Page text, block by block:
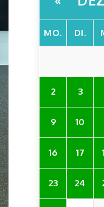
MO. DI.
2 3
9 10
16 17
23 24